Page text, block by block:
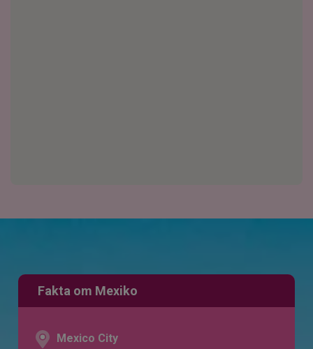
Fakta om Mexiko
Mexico City